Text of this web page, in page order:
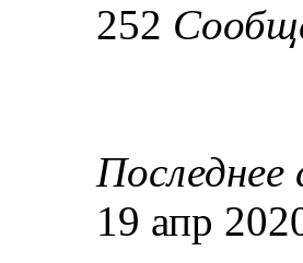
252
Последнее
19 апр